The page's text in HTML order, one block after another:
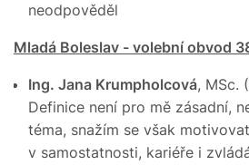
neodpověděl
Mladá Boleslav - volební obvod
Ing. Jana Krumpholcová, MSc.
Definice není pro mě zásadní,
téma, snažím se však
v samostatnosti, kariéře i